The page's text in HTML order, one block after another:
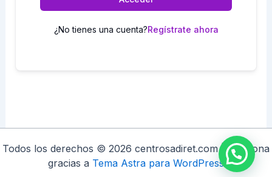
¿No tienes una cuenta?Regístrate ahora
Todos los derechos © 2026 centrosadiret.com | Funciona
gracias a Tema Astra para WordPress